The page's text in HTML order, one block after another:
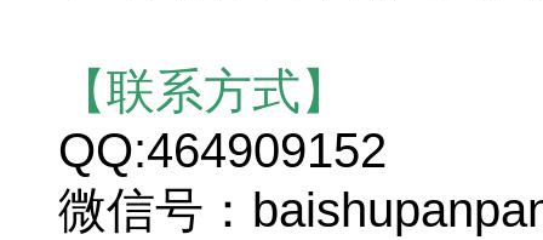
【联系方式】
QQ:464909152
微信号：